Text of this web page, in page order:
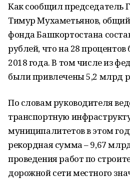
Как сообщил председатель
Тимур Мухаметьянов,
фонда Башкортостана
рублей, что на 28
2018 года. В том числе из
были привлечены 5,2 млрд
По словам руководителя
транспортную
муниципалитетов в этом
рекордная сумма – 9,67
проведения работ по
дорожной сети местного